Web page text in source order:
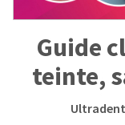
Guide
teinte,